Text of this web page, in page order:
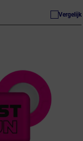
Vergelijk